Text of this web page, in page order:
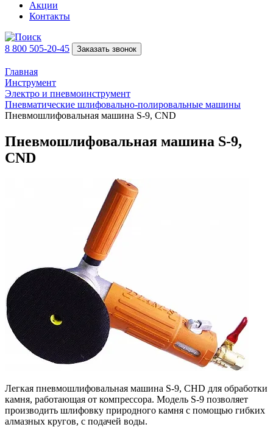
Акции
Контакты
8 800 505-20-45 Заказать звонок
Главная
Инструмент
Электро и пневмоинструмент
Пневматические шлифовально-полировальные машины
Пневмошлифовальная машина S-9, CND
Пневмошлифовальная машина S-9,
CND
Легкая пневмошлифовальная машина S-9, CHD для обработки
камня, работающая от компрессора. Модель S-9 позволяет
производить шлифовку природного камня с помощью гибких
алмазных кругов, с подачей воды.